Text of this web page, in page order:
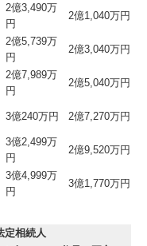
2億3,490万
円
2億1,040万円
2億5,739万
円
2億3,040万円
2億7,989万
円
2億5,040万円
3億240万円 2億7,270万円
3億2,499万
円
2億9,520万円
3億4,999万
円
3億1,770万円
定相続人